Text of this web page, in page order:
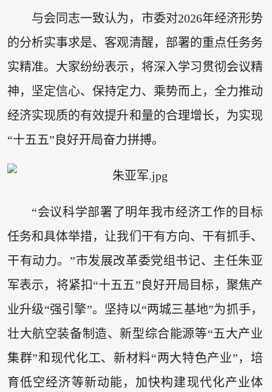
与会同志一致认为，市委对2026年经济形势
的分析实事求是、客观清醒，部署的重点任务务
实精准。大家纷纷表示，将深入学习贯彻会议精
神，坚定信心、保持定力、乘势而上，全力推动
经济实现质的有效提升和量的合理增长，为实现
“十五五”良好开局奋力拼搏。
“会议科学部署了明年我市经济工作的目标
任务和具体举措，让我们干有方向、干有抓手、
干有动力。”市发展改革委党组书记、主任朱亚
军表示，将紧扣“十五五”良好开局目标，聚焦产
业升级“强引擎”。坚持以“两城三基地”为抓手，
壮大航空装备制造、新型综合能源等“五大产业
集群”和现代化工、新材料“两大特色产业”，培
育低空经济等新动能，加快构建现代化产业体